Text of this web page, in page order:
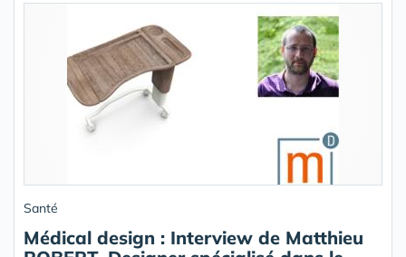
Santé
Médical design : Interview de Matthieu